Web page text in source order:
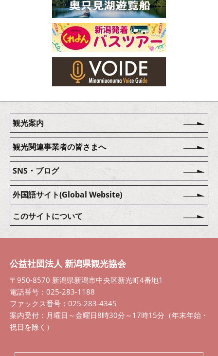
観光案内
観光関連事業者の皆さまへ
SNS・ブログ
外国語サイト(Global Website)
このサイトについて
公益社団法人 新潟県観光協会
〒950-8570 新潟県新潟市中央区新光町4番地1
電話番号：025-283-1188
ファックス番号：025-283-4345
案内受付：月曜日～金曜日8時30分～17時15分（年末年始・
祝日を除く）